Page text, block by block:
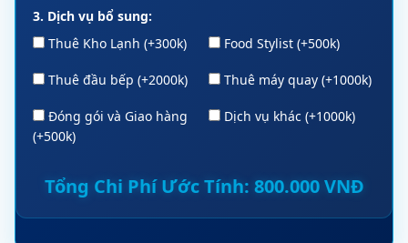
3. Dịch vụ bổ sung:
Thuê Kho Lạnh (+300k)
Food Stylist (+500k)
Thuê đầu bếp (+2000k) Thuê máy quay (+1000k)
Đóng gói và Giao hàng
(+500k)
Dịch vụ khác (+1000k)
Tổng Chi Phí Ước Tính: 800.000VNĐ